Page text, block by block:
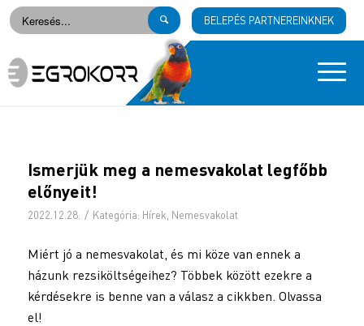
BELEPÉS PARTNEREINKNEK
Ismerjük meg a nemesvakolat legfőbb
előnyeit!
2022.12.28. / Kategória: Hírek Nemesvakolat
Miért jó a nemesvakolat, és mi köze van ennek a
házunk rezsiköltségeihez? Többek között ezekre a
kérdésekre is benne van a válasz a cikkben. Olvassa
el!